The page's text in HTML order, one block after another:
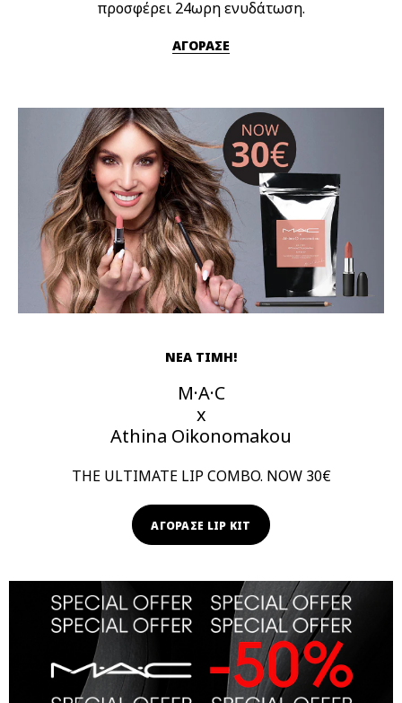
προσφέρει 24ωρη ενυδάτωση.
ΑΓΟΡΑΣΕ
ΝΕΑ ΤΙΜΗ!
M·A·C
x
Athina Oikonomakou
THE ULTIMATE LIP COMBO. NOW 30€
ΑΓΟΡΑΣΕ LIP KIT